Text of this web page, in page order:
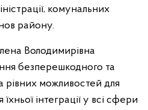
комунальних
району.
Володимирівна
безперешкодного та
можливостей для
інтеграції у всі сфери